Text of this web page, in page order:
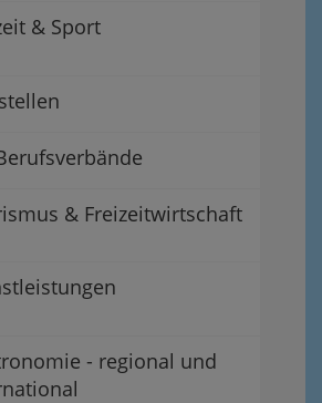
& Sport
& Freizeitwirtschaft
- regional und